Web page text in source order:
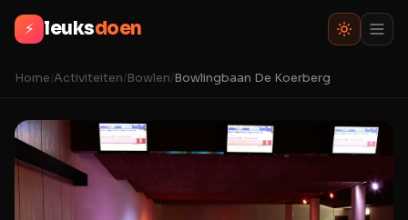
⚡ leuksdoen
Home/Activiteiten/Bowlen/Bowlingbaan De Koerberg